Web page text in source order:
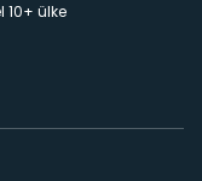
10+ ülke